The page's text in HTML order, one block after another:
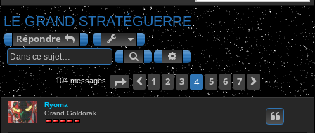
e
c
e
r
c
LE GRAND STRATÉGUERRE
Répondre
RechercherRecherche avancée
104 messages Page 4sur7
Précédente
1 2 3 4 5 6 7 Suivante
Ryoma
Grand Goldorak